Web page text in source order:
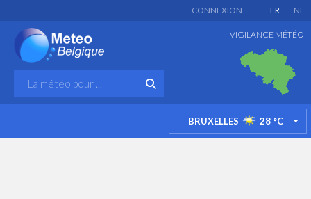
FR NL
CONNEXION
VIGILANCE MÉTÉO
BRUXELLES 28 °C